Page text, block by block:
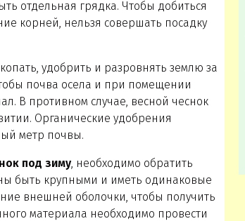
отдельная грядка. Чтобы добиться
корней, нельзя совершать посадку
удобрить и разровнять землю за
почва осела и при помещении
В противном случае, весной чеснок
Органические удобрения
метр почвы.
под зиму, необходимо обратить
быть крупными и иметь одинаковые
внешней оболочки, чтобы получить
материала необходимо провести